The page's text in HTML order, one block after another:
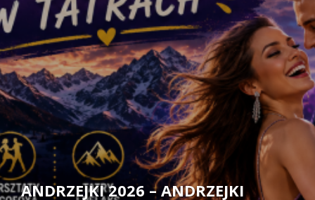
ANDRZEJKI 2026 – ANDRZEJKI